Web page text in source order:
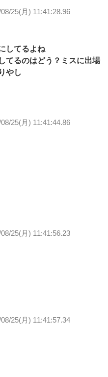
25(月) 11:41:28.96
してるよね
てるのはどう？ミスに出場
やし
25(月) 11:41:44.86
25(月) 11:41:56.23
25(月) 11:41:57.34